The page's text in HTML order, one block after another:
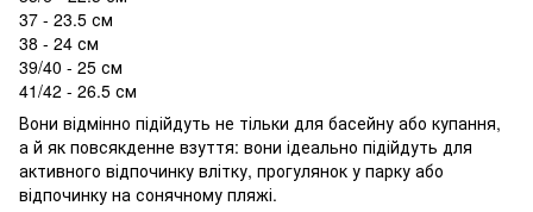
37 - 23.5 см
38 - 24 см
39/40 - 25 см
41/42 - 26.5 см
Вони відмінно підійдуть не тільки для басейну або купання,
а й як повсякденне взуття: вони ідеально підійдуть для
активного відпочинку влітку, прогулянок у парку або
відпочинку на сонячному пляжі.